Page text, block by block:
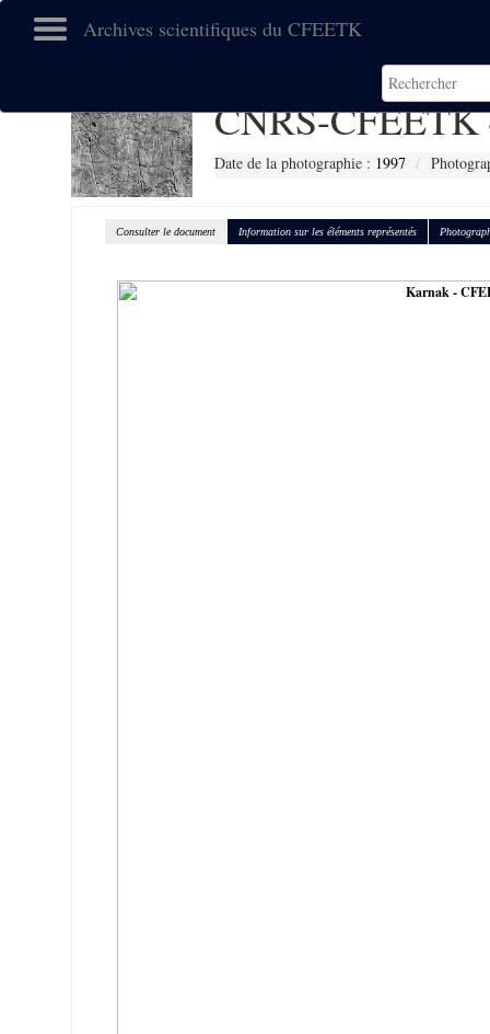
Archives scientifiques du CFEETK
CNRS-CFEETK
Date de la photographie : 1997
Consulter le document Information sur les éléments représentés